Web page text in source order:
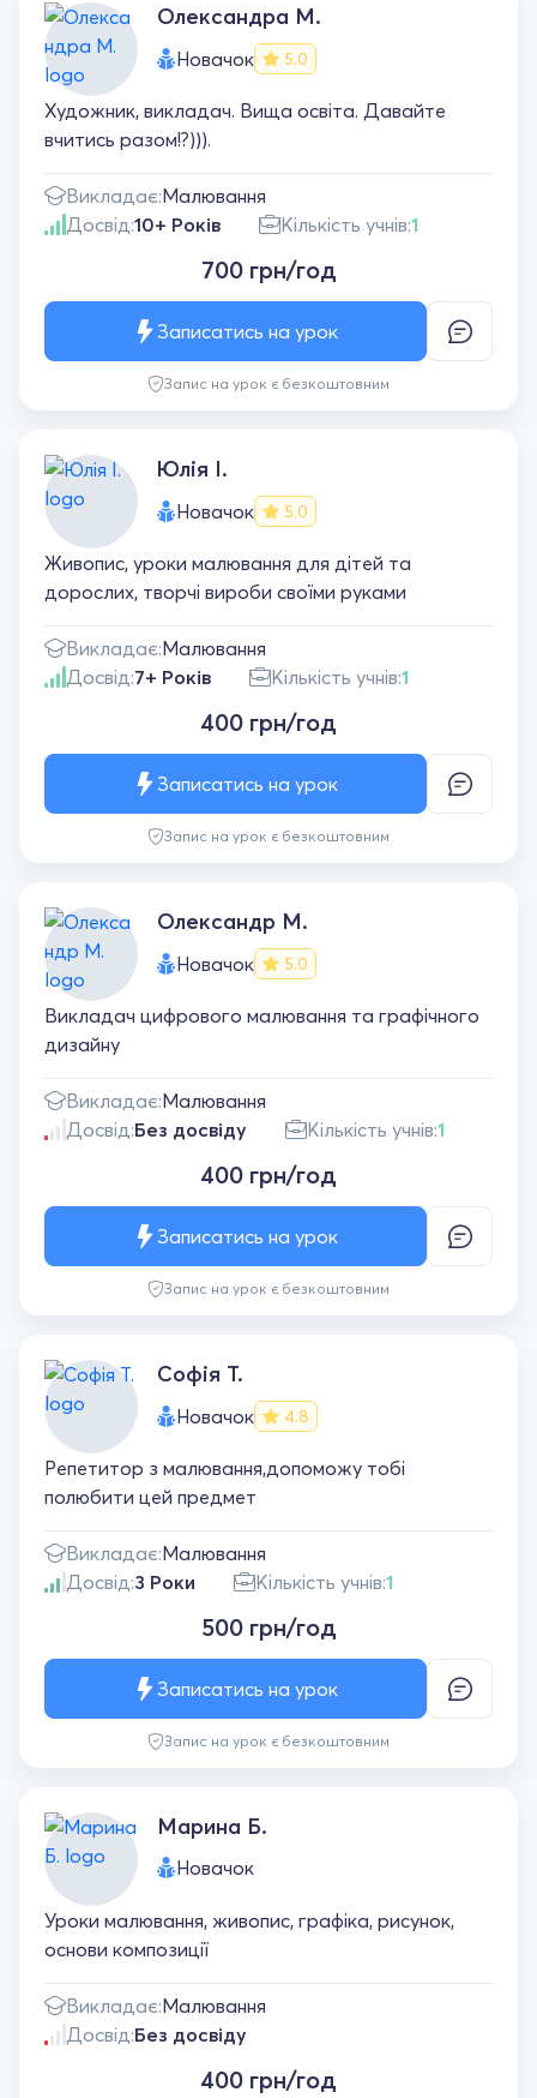
Олександра М.
Новачок 5.0
Художник, викладач. Вища освіта. Давайте
вчитись разом!?))).
Викладає:Малювання
Досвід:10+ Років Кількість учнів:1
700 грн/год
Запис на урок є безкоштовним
Записатись на урок
Юлія І.
Новачок 5.0
Живопис, уроки малювання для дітей та
дорослих, творчі вироби своїми руками
Викладає:Малювання
Досвід:7+ Років Кількість учнів:1
400 грн/год
Запис на урок є безкоштовним
Записатись на урок
Олександр М.
Новачок 5.0
Викладач цифрового малювання та графічного
дизайну
Викладає:Малювання
Досвід:Без досвіду Кількість учнів:1
400 грн/год
Запис на урок є безкоштовним
Записатись на урок
Софія Т.
Новачок 4.8
Репетитор з малювання,допоможу тобі
полюбити цей предмет
Викладає:Малювання
Досвід:3 Роки Кількість учнів:1
500 грн/год
Запис на урок є безкоштовним
Записатись на урок
Марина Б.
Новачок
Уроки малювання, живопис, графіка, рисунок,
основи композиції
Викладає:Малювання
Досвід:Без досвіду
400 грн/год